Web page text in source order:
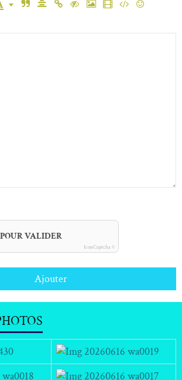
VALIDER
IconCaptcha ©
Ajouter